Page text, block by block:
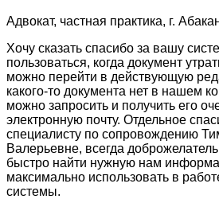
Адвокат, частная практика, г.
Хочу сказать спасибо за вашу
пользоваться, когда документ
можно перейти в действующую
какого-то документа нет в нашем
можно запросить и получить его
электронную почту. Отдельное
специалисту по сопровождению
Валерьевне, всегда
быстро найти нужную нам
максимально использовать в
системы.